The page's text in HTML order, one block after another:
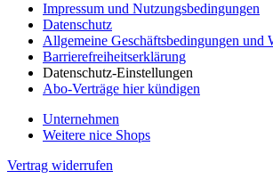
Impressum und Nutzungsbedingungen
Datenschutz
Allgemeine Geschäftsbedingungen und
Barrierefreiheitserklärung
Datenschutz-Einstellungen
Abo-Verträge hier kündigen
Unternehmen
Weitere nice Shops
Vertrag widerrufen